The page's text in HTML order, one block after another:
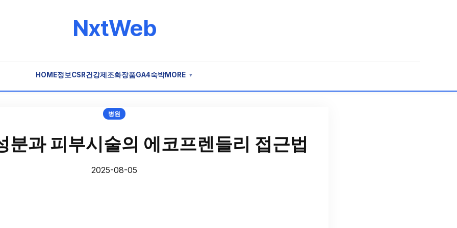
NxtWeb
HOME정보CSR건강제조화장품GA4숙박MORE ▼
병원
분과 피부시술의 에코프렌들리 접근법
2025-08-05